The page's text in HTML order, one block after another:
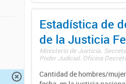
Estadística de
de la Justicia
Ministerio de Justicia.
Poder Judicial. Oficina
Cantidad de hombres/